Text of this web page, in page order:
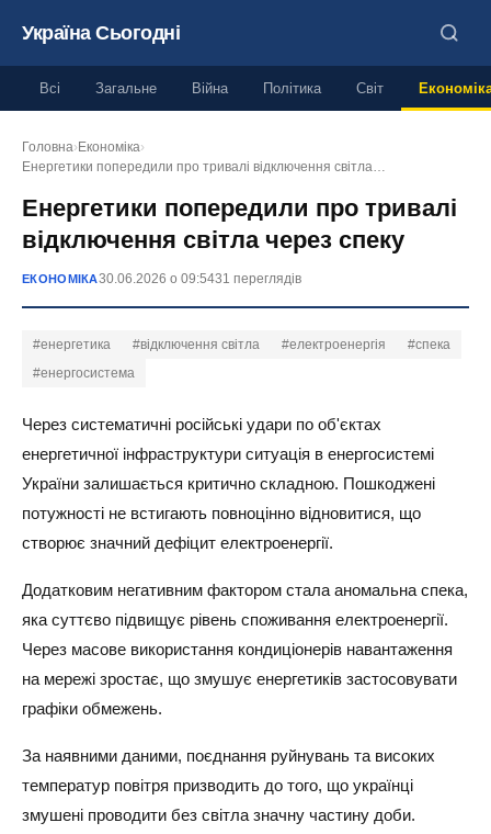
Україна Сьогодні
Всі Загальне Війна Політика Світ
Головна› Економіка›
Енергетики попередили про тривалі відключення світла…
Енергетики попередили про тривалі
відключення світла через спеку
ЕКОНОМІКА30.06.2026 о 09:5431 переглядів
#енергетика #відключення світла #електроенергія
#спека
#енергосистема
Через систематичні російські удари по об'єктах
енергетичної інфраструктури ситуація в енергосистемі
України залишається критично складною. Пошкоджені
потужності не встигають повноцінно відновитися, що
створює значний дефіцит електроенергії.
Додатковим негативним фактором стала аномальна спека,
яка суттєво підвищує рівень споживання електроенергії.
Через масове використання кондиціонерів навантаження
на мережі зростає, що змушує енергетиків застосовувати
графіки обмежень.
За наявними даними, поєднання руйнувань та високих
температур повітря призводить до того, що українці
змушені проводити без світла значну частину доби.